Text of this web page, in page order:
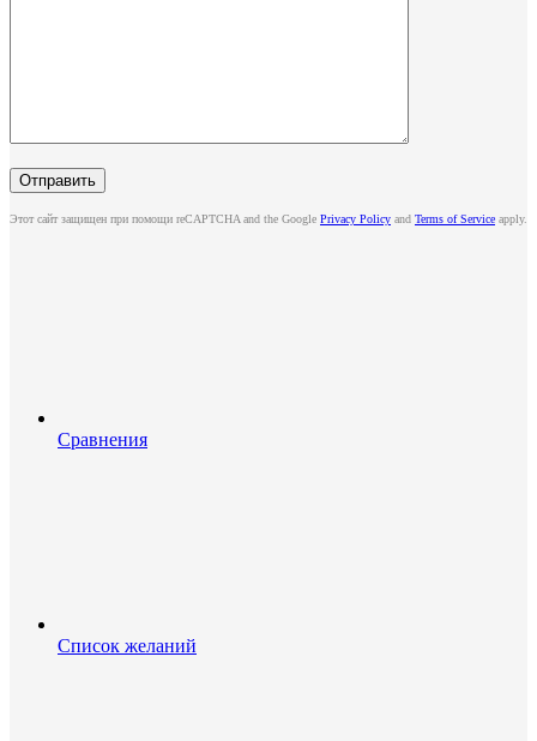
Этот сайт защищен при помощи reCAPTCHA and the Google Privacy Policy and Terms of Service apply.
Сравнения
Список желаний